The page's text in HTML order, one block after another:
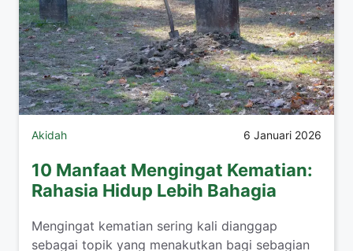
Akidah 6 Januari 2026
10 Manfaat Mengingat Kematian:
Rahasia Hidup Lebih Bahagia
Mengingat kematian sering kali dianggap
sebagai topik yang menakutkan bagi sebagian